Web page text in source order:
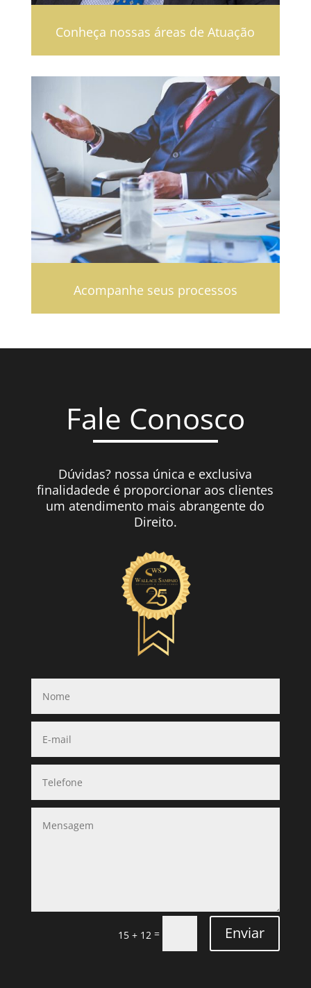
Conheça nossas áreas de Atuação
Acompanhe seus processos
Fale Conosco
Dúvidas? nossa única e exclusiva
finalidadede é proporcionar aos clientes
um atendimento mais abrangente do
Direito.
15 + 12 = Enviar